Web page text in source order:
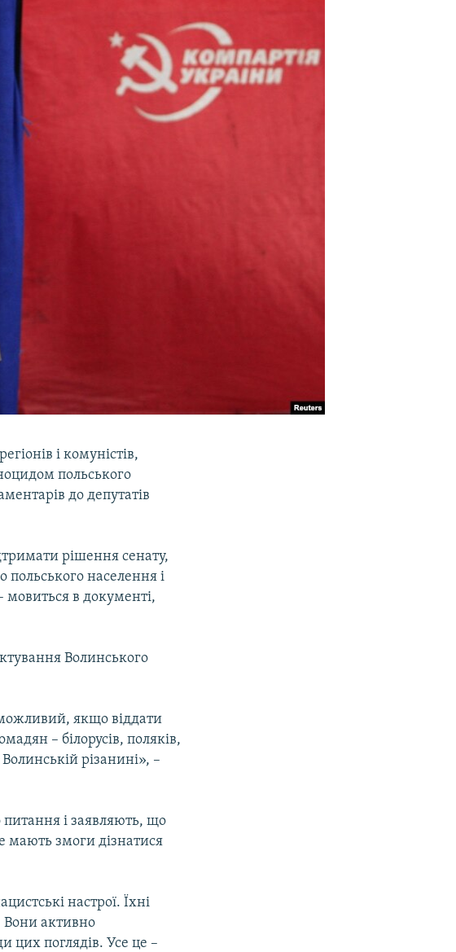
і комуністів,
польського
до депутатів
рішення сенату,
населення і
мовиться в документі,
Волинського
якщо віддати
– білорусів, поляків,
різанині», –
питання і заявляють, що
мають змоги дізнатися
настрої. Їхні
Вони активно
цих поглядів. Усе це –